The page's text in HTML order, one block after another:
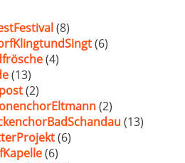
(8)
(6)
(4)
(13)
(2)
(2)
(13)
(6)
(6)